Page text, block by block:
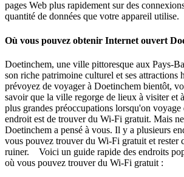
pages Web plus rapidement sur des
quantité de données que votre appareil utilise.
Où vous pouvez obtenir Internet ouvert
Doetinchem, une ville pittoresque aux Pays-
son riche patrimoine culturel et ses attractions
prévoyez de voyager à Doetinchem bientôt,
savoir que la ville regorge de lieux à visiter
plus grandes préoccupations lorsqu'on voyage
endroit est de trouver du Wi-Fi gratuit. Mais
Doetinchem a pensé à vous. Il y a plusieurs
vous pouvez trouver du Wi-Fi gratuit et rester
ruiner. Voici un guide rapide des endroits
où vous pouvez trouver du Wi-Fi gratuit :